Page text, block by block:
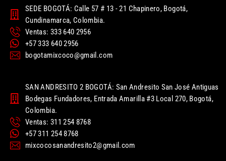
SEDE BOGOTÁ: Calle 57 # 13 - 21 Chapinero, Bogotá,
Cundinamarca, Colombia.
Ventas: 333 640 2956
+57 333 640 2956
bogotamixcoco@gmail.com
SAN ANDRESITO 2 BOGOTÁ: San Andresito San José Antiguas
Bodegas Fundadores, Entrada Amarilla #3 Local 270, Bogotá,
Colombia.
Ventas: 311 254 8768
+57 311 254 8768
mixcocosanandresito2@gmail.com